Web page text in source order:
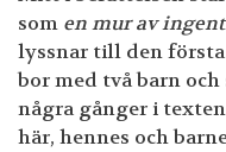
som en mur av
lyssnar till den
bor med två barn
några gånger i
här, hennes och